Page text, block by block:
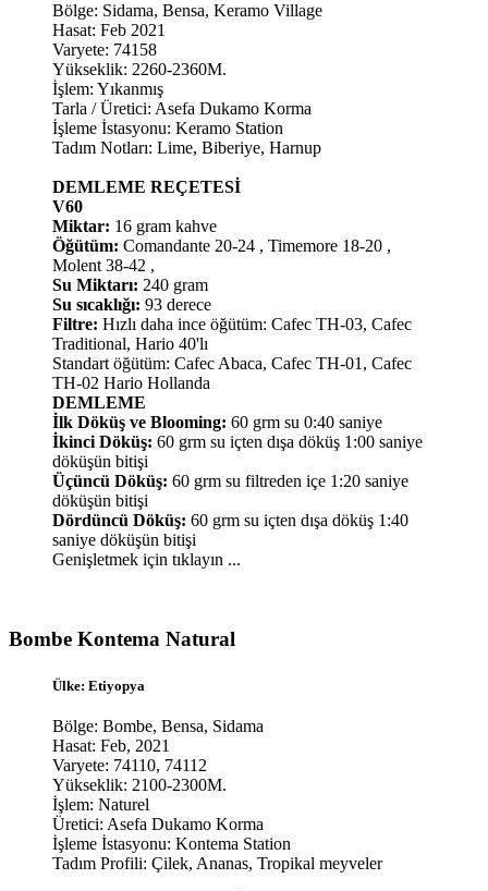
Bölge: Sidama, Bensa, Keramo Village
Hasat: Feb 2021
Varyete: 74158
Yükseklik: 2260-2360M.
İşlem: Yıkanmış
Tarla / Üretici: Asefa Dukamo Korma
İşleme İstasyonu: Keramo Station
Tadım Notları: Lime, Biberiye, Harnup
DEMLEME REÇETESİ
V60
Miktar: 16 gram kahve
Öğütüm: Comandante 20-24 , Timemore 18-20 ,
Molent 38-42 ,
Su Miktarı: 240 gram
Su sıcaklığı: 93 derece
Filtre: Hızlı daha ince öğütüm: Cafec TH-03, Cafec
Traditional, Hario 40'lı
Standart öğütüm: Cafec Abaca, Cafec TH-01, Cafec
TH-02 Hario Hollanda
DEMLEME
İlk Döküş ve Blooming: 60 grm su 0:40 saniye
İkinci Döküş: 60 grm su içten dışa döküş 1:00 saniye
döküşün bitişi
Üçüncü Döküş: 60 grm su filtreden içe 1:20 saniye
döküşün bitişi
Dördüncü Döküş: 60 grm su içten dışa döküş 1:40
saniye döküşün bitişi
Genişletmek için tıklayın ...
Bombe Kontema Natural​
Ülke: Etiyopya
Bölge: Bombe, Bensa, Sidama
Hasat: Feb, 2021
Varyete: 74110, 74112
Yükseklik: 2100-2300M.
İşlem: Naturel
Üretici: Asefa Dukamo Korma
İşleme İstasyonu: Kontema Station
Tadım Profili: Çilek, Ananas, Tropikal meyveler